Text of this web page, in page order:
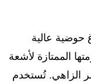
حوضية عالية
الممتازة لأشعة
الزاهي. تُستخدم